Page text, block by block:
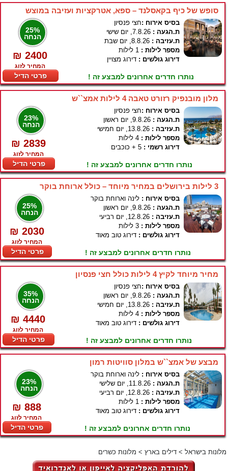
סופש של כיף בקאסלנד – ספא, אטרקציות ועזיבה במוצש
25%
הנחה
₪ 2400
המחיר לזוג
פרטי הדיל
בסיס אירוח :חצי פנסיון
ת.הגעה :
ת.עזיבה :
מספר לילות :
דירוג גולשים : דירוג מצויין
נותרו חדרים אחרונים למבצע זה !
מלון מובנפיק רזורט טאבה 4 לילות אמצ``ש
23%
הנחה
₪ 2839
המחיר לזוג
פרטי הדיל
בסיס אירוח :חצי פנסיון
ת.הגעה :
ת.עזיבה :
מספר לילות :
דירוג רשמי :
נותרו חדרים אחרונים למבצע זה !
3 לילות בירושלים במחיר מיוחד – כולל ארוחת בוקר
25%
הנחה
₪ 2030
המחיר לזוג
פרטי הדיל
בסיס אירוח : לינה וארוחת בוקר
ת.הגעה :
ת.עזיבה :
מספר לילות :
דירוג גולשים : דירוג טוב מאוד
נותרו חדרים אחרונים למבצע זה !
מחיר מיוחד לקיץ 4 לילות כולל חצי פנסיון
35%
הנחה
₪ 4440
המחיר לזוג
פרטי הדיל
בסיס אירוח :חצי פנסיון
ת.הגעה :
ת.עזיבה :
מספר לילות :
דירוג גולשים : דירוג טוב מאוד
נותרו חדרים אחרונים למבצע זה !
מבצע של אמצ``ש במלון סוויטות רמון
23%
הנחה
₪ 888
המחיר לזוג
פרטי הדיל
בסיס אירוח : לינה וארוחת בוקר
ת.הגעה :
ת.עזיבה :
מספר לילות :
דירוג גולשים : דירוג טוב מאוד
נותרו חדרים אחרונים למבצע זה !
מלונות בישראל > דילים בארץ > מלונות כשרים